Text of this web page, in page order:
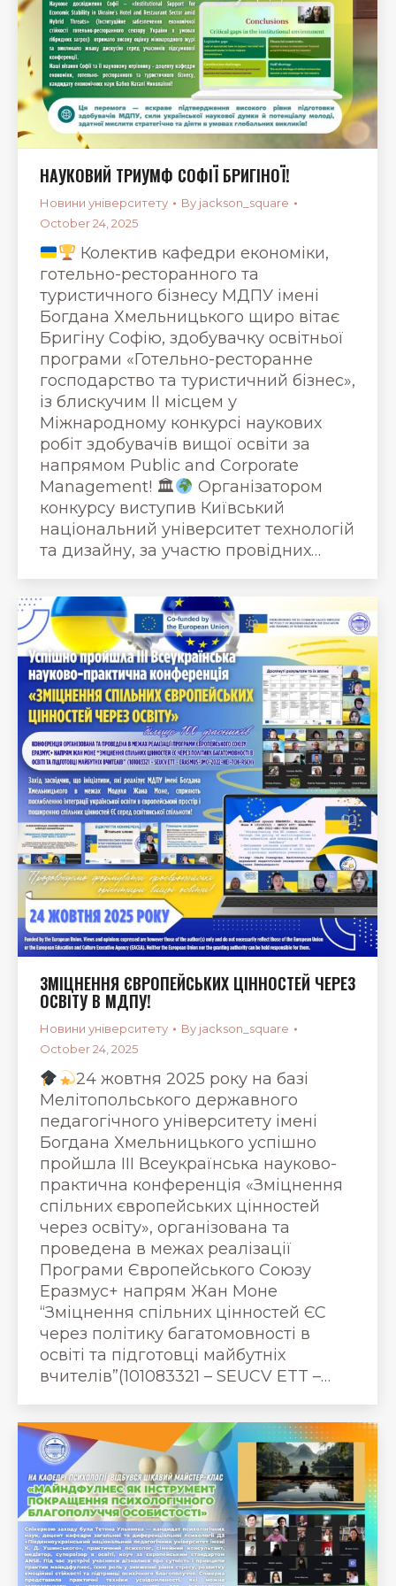
НАУКОВИЙ ТРИУМФ СОФІЇ БРИГІНОЇ!
Новини університету By jackson_square
October 24, 2025
Колектив кафедри економіки,
готельно-ресторанного та
туристичного бізнесу МДПУ імені
Богдана Хмельницького щиро вітає
Бригіну Софію, здобувачку освітньої
програми «Готельно-ресторанне
господарство та туристичний бізнес»,
із блискучим ІІ місцем у
Міжнародному конкурсі наукових
робіт здобувачів вищої освіти за
напрямом Public and Corporate
Management! 🏛
Організатором
конкурсу виступив Київський
національний університет технологій
та дизайну, за участю провідних…
ЗМІЦНЕННЯ ЄВРОПЕЙСЬКИХ ЦІННОСТЕЙ ЧЕРЕЗ
ОСВІТУ В МДПУ!
Новини університету By jackson_square
October 24, 2025
24 жовтня 2025 року на базі
Мелітопольського державного
педагогічного університету імені
Богдана Хмельницького успішно
пройшла IIІ Всеукраїнська науково-
практична конференція «Зміцнення
спільних європейських цінностей
через освіту», організована та
проведена в межах реалізації
Програми Європейського Союзу
Еразмус+ напрям Жан Моне
“Зміцнення спільних цінностей ЄС
через політику багатомовності в
освіті та підготовці майбутніх
вчителів”(101083321 – SEUCV ETT –…